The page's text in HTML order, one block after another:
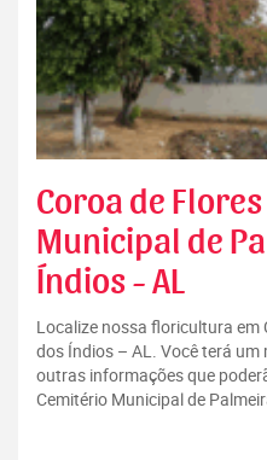
Coroa de
Municipal de
Índios - AL
Localize nossa floricultura em
dos Índios – AL. Você terá um
outras informações que
Cemitério Municipal de